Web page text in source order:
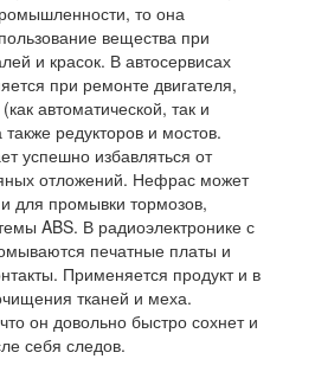
то она
вещества при
и красок. В автосервисах
при ремонте двигателя,
автоматической, так и
редукторов и мостов.
успешно избавляться от
отложений. Нефрас может
и для промывки тормозов,
ABS. В радиоэлектронике с
печатные платы и
Применяется продукт и в
тканей и меха.
он довольно быстро сохнет и
себя следов.